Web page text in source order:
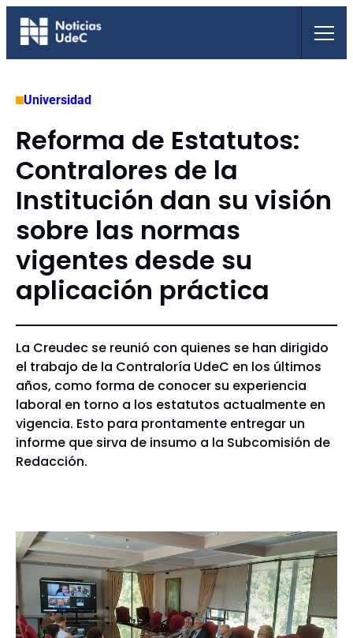
Saltar
Universidad
Reforma de Estatutos:
Contralores de la
Institución dan su visión
sobre las normas
vigentes desde su
aplicación práctica
La Creudec se reunió con quienes se han dirigido
el trabajo de la Contraloría UdeC en los últimos
años, como forma de conocer su experiencia
laboral en torno a los estatutos actualmente en
vigencia. Esto para prontamente entregar un
informe que sirva de insumo a la Subcomisión de
Redacción.